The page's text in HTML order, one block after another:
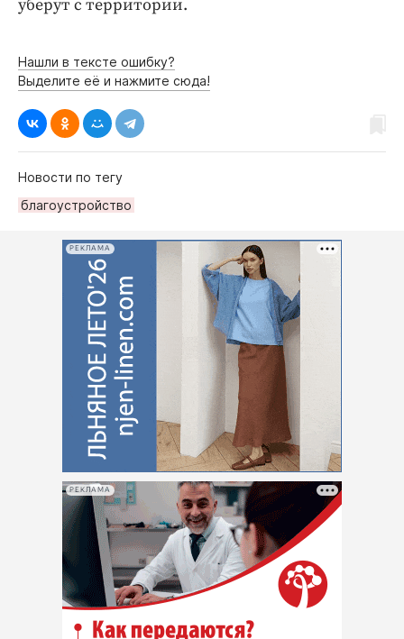
уберут с территории.
Нашли в тексте ошибку?
Выделите её и нажмите сюда!
Новости по тегу
благоустройство
РЕКЛАМА
РЕКЛАМА